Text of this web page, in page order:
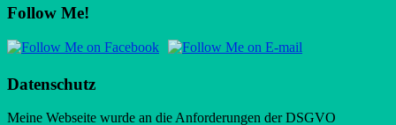
Follow Me!
Datenschutz
Meine Webseite wurde an die Anforderungen der DSGVO